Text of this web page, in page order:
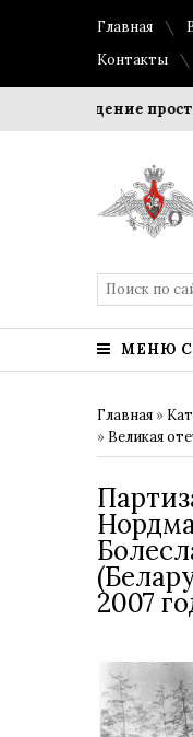
Главная
Контакты
Соблюдение
МЕНЮ
Главная »
» Великая
2007